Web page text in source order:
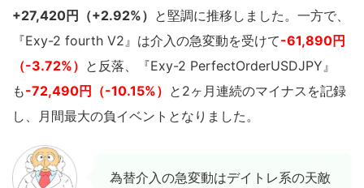
+27,420円（+2.92%） と堅調に推移しました。一方で、
『Exy-2 fourth V2』は介入の急変動を受けて-61,890円
（-3.72%） と反落、『Exy-2 PerfectOrderUSDJPY』
も-72,490円（-10.15%） と2ヶ月連続のマイナスを記録
し、月間最大の負イベントとなりました。
為替介入の急変動はデイトレ系の天敵